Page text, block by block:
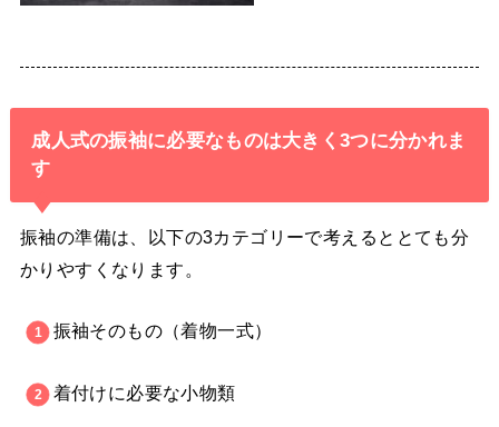
成人式の振袖に必要なものは大きく3つに分かれま
す
振袖の準備は、以下の3カテゴリーで考えるととても分
かりやすくなります。
振袖そのもの（着物一式）
着付けに必要な小物類